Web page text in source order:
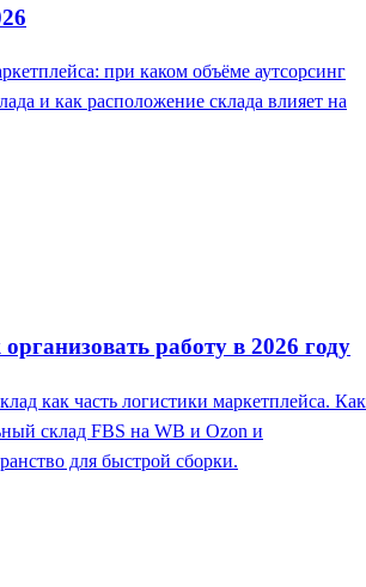
при каком объёме аутсорсинг
и как расположение склада влияет на
работу в 2026 году
как часть логистики маркетплейса. Как
склад FBS на WB и Ozon и
для быстрой сборки.